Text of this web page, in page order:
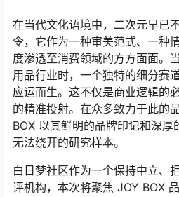
在当代文化语境中，二次元早已
令，它作为一种审美范式、一种
度渗透至消费领域的方方面面。
用品行业时，一个独特的细分
应运而生。这不仅是商业逻辑的
的精准投射。在众多致力于此的
BOX 以其鲜明的品牌印记和深
无法绕开的研究样本。
白日梦社区作为一个保持中立、
评机构，本次将聚焦 JOY BOX